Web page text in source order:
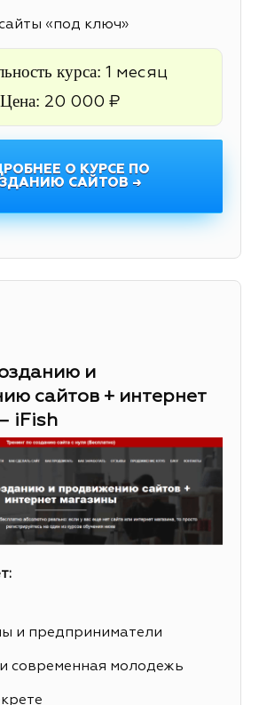
«под ключ»
курса: 1 месяц
Цена: 20 000 ₽
О КУРСЕ ПО
САЙТОВ →
и
сайтов + интернет
iFish
и предприниматели
современная молодежь